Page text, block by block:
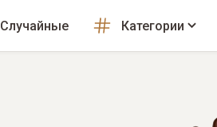
Случайные Категории